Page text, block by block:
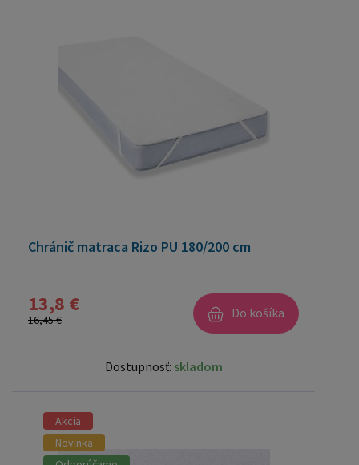
Chránič matraca Rizo PU 180/200 cm
13,8 €
16,45 € Do košíka
Dostupnosť: skladom
Akcia
Novinka